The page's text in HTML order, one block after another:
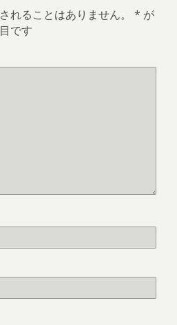
れることはありません。 * が
です